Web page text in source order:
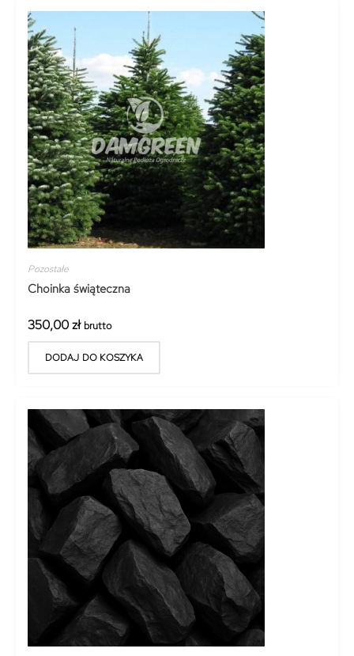
Pozostałe
Choinka świąteczna
350,00zł brutto
DODAJ DO KOSZYKA